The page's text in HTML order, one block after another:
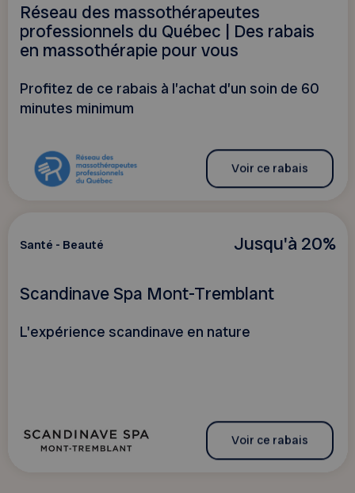
Réseau des massothérapeutes
professionnels du Québec | Des rabais
en massothérapie pour vous
Profitez de ce rabais à l’achat d’un soin de 60
minutes minimum
Voir ce rabais
Jusqu'à 20%
Santé - Beauté
Scandinave Spa Mont-Tremblant
L'expérience scandinave en nature
Voir ce rabais